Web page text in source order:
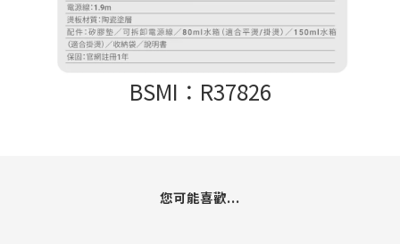
BSMI：R37826
您可能喜歡...